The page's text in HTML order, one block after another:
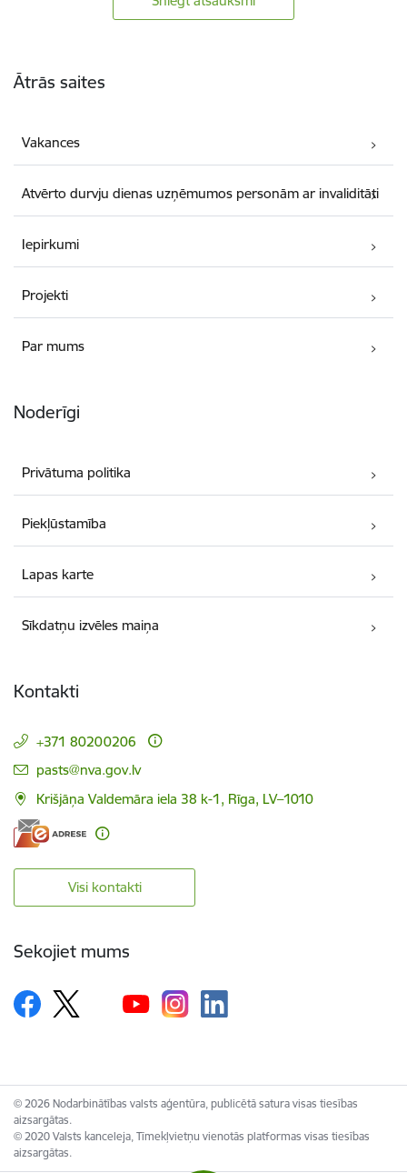
Ātrās saites
Vakances
Atvērto durvju dienas uzņēmumos personām ar invaliditāti
Iepirkumi
Projekti
Par mums
Noderīgi
Privātuma politika
Piekļūstamība
Lapas karte
Sīkdatņu izvēles maiņa
Kontakti
+371 80200206
E-pasts:
pasts@nva.gov.lv
Krišjāņa Valdemāra iela 38 k-1, Rīga, LV–1010
Visi kontakti
Sekojiet mums
© 2026 Nodarbinātības valsts aģentūra, publicētā satura visas tiesības
aizsargātas.
© 2020 Valsts kanceleja, Tīmekļvietņu vienotās platformas visas tiesības
aizsargātas.